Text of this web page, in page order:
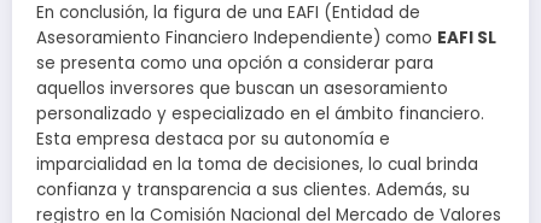
En conclusión, la figura de una EAFI (Entidad de
Asesoramiento Financiero Independiente) como EAFI SL
se presenta como una opción a considerar para
aquellos inversores que buscan un asesoramiento
personalizado y especializado en el ámbito financiero.
Esta empresa destaca por su autonomía e
imparcialidad en la toma de decisiones, lo cual brinda
confianza y transparencia a sus clientes. Además, su
registro en la Comisión Nacional del Mercado de Valores